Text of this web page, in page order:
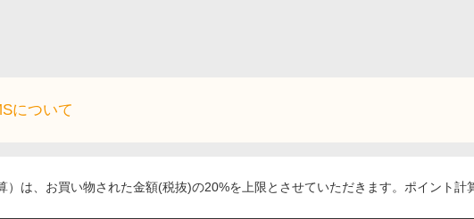
について
は、お買い物された金額(税抜)の20%を上限とさせていただきます。ポイント計